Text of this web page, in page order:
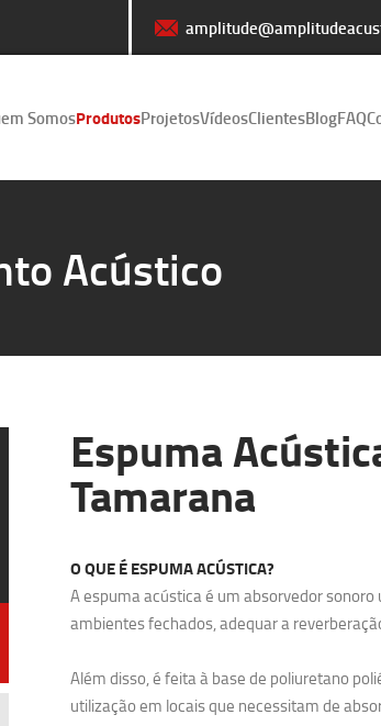
SomosProdutosProjetosVídeosClientesBlogFAQ
Acústico
Espuma
Tamarana
O QUE É ESPUMA ACÚSTICA?
A espuma acústica é um absorvedor
ambientes fechados, adequar a
Além disso, é feita à base de poliuretano
utilização em locais que necessitam de